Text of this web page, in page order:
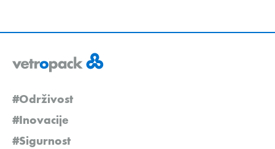
#Održivost
#Inovacije
#Sigurnost